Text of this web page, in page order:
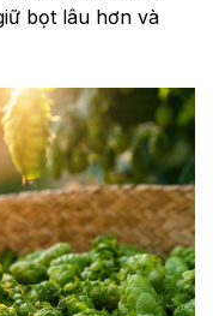
bọt lâu hơn và